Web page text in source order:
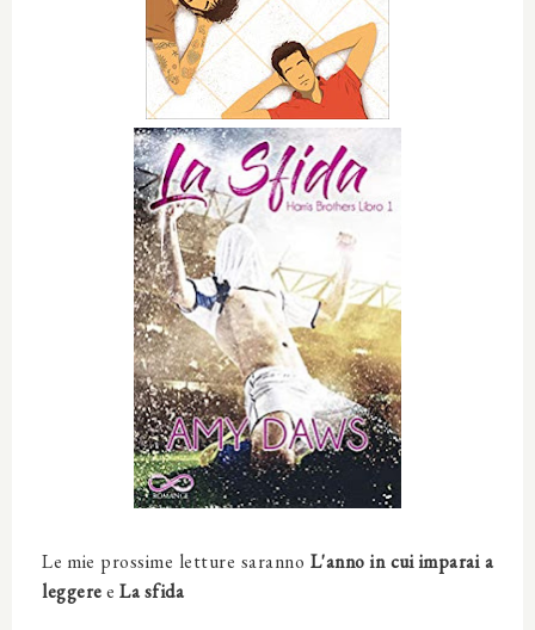
Le mie prossime letture saranno L'anno in cui imparai a
leggeree La sfida